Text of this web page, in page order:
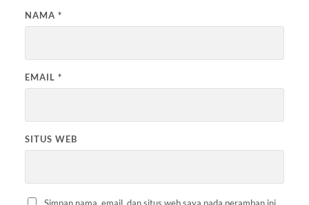
NAMA *
EMAIL *
SITUS WEB
Simpan nama, email, dan situs web saya pada peramban ini